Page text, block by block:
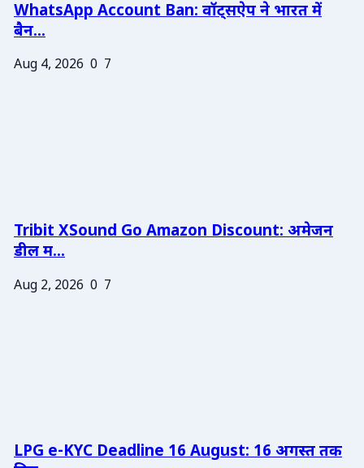
WhatsApp Account Ban: वॉट्सऐप ने भारत में
बैन...
Aug 4, 2026 0 7
Tribit XSound Go Amazon Discount: अमेजन
डील म...
Aug 2, 2026 0 7
LPG e-KYC Deadline 16 August: 16 अगस्त तक